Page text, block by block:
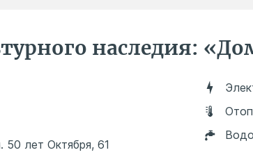
наследия:
50 лет Октября, 61